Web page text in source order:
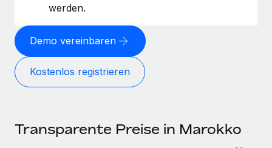
werden.
Demo vereinbaren
Kostenlos registrieren
Transparente Preise in Marokko